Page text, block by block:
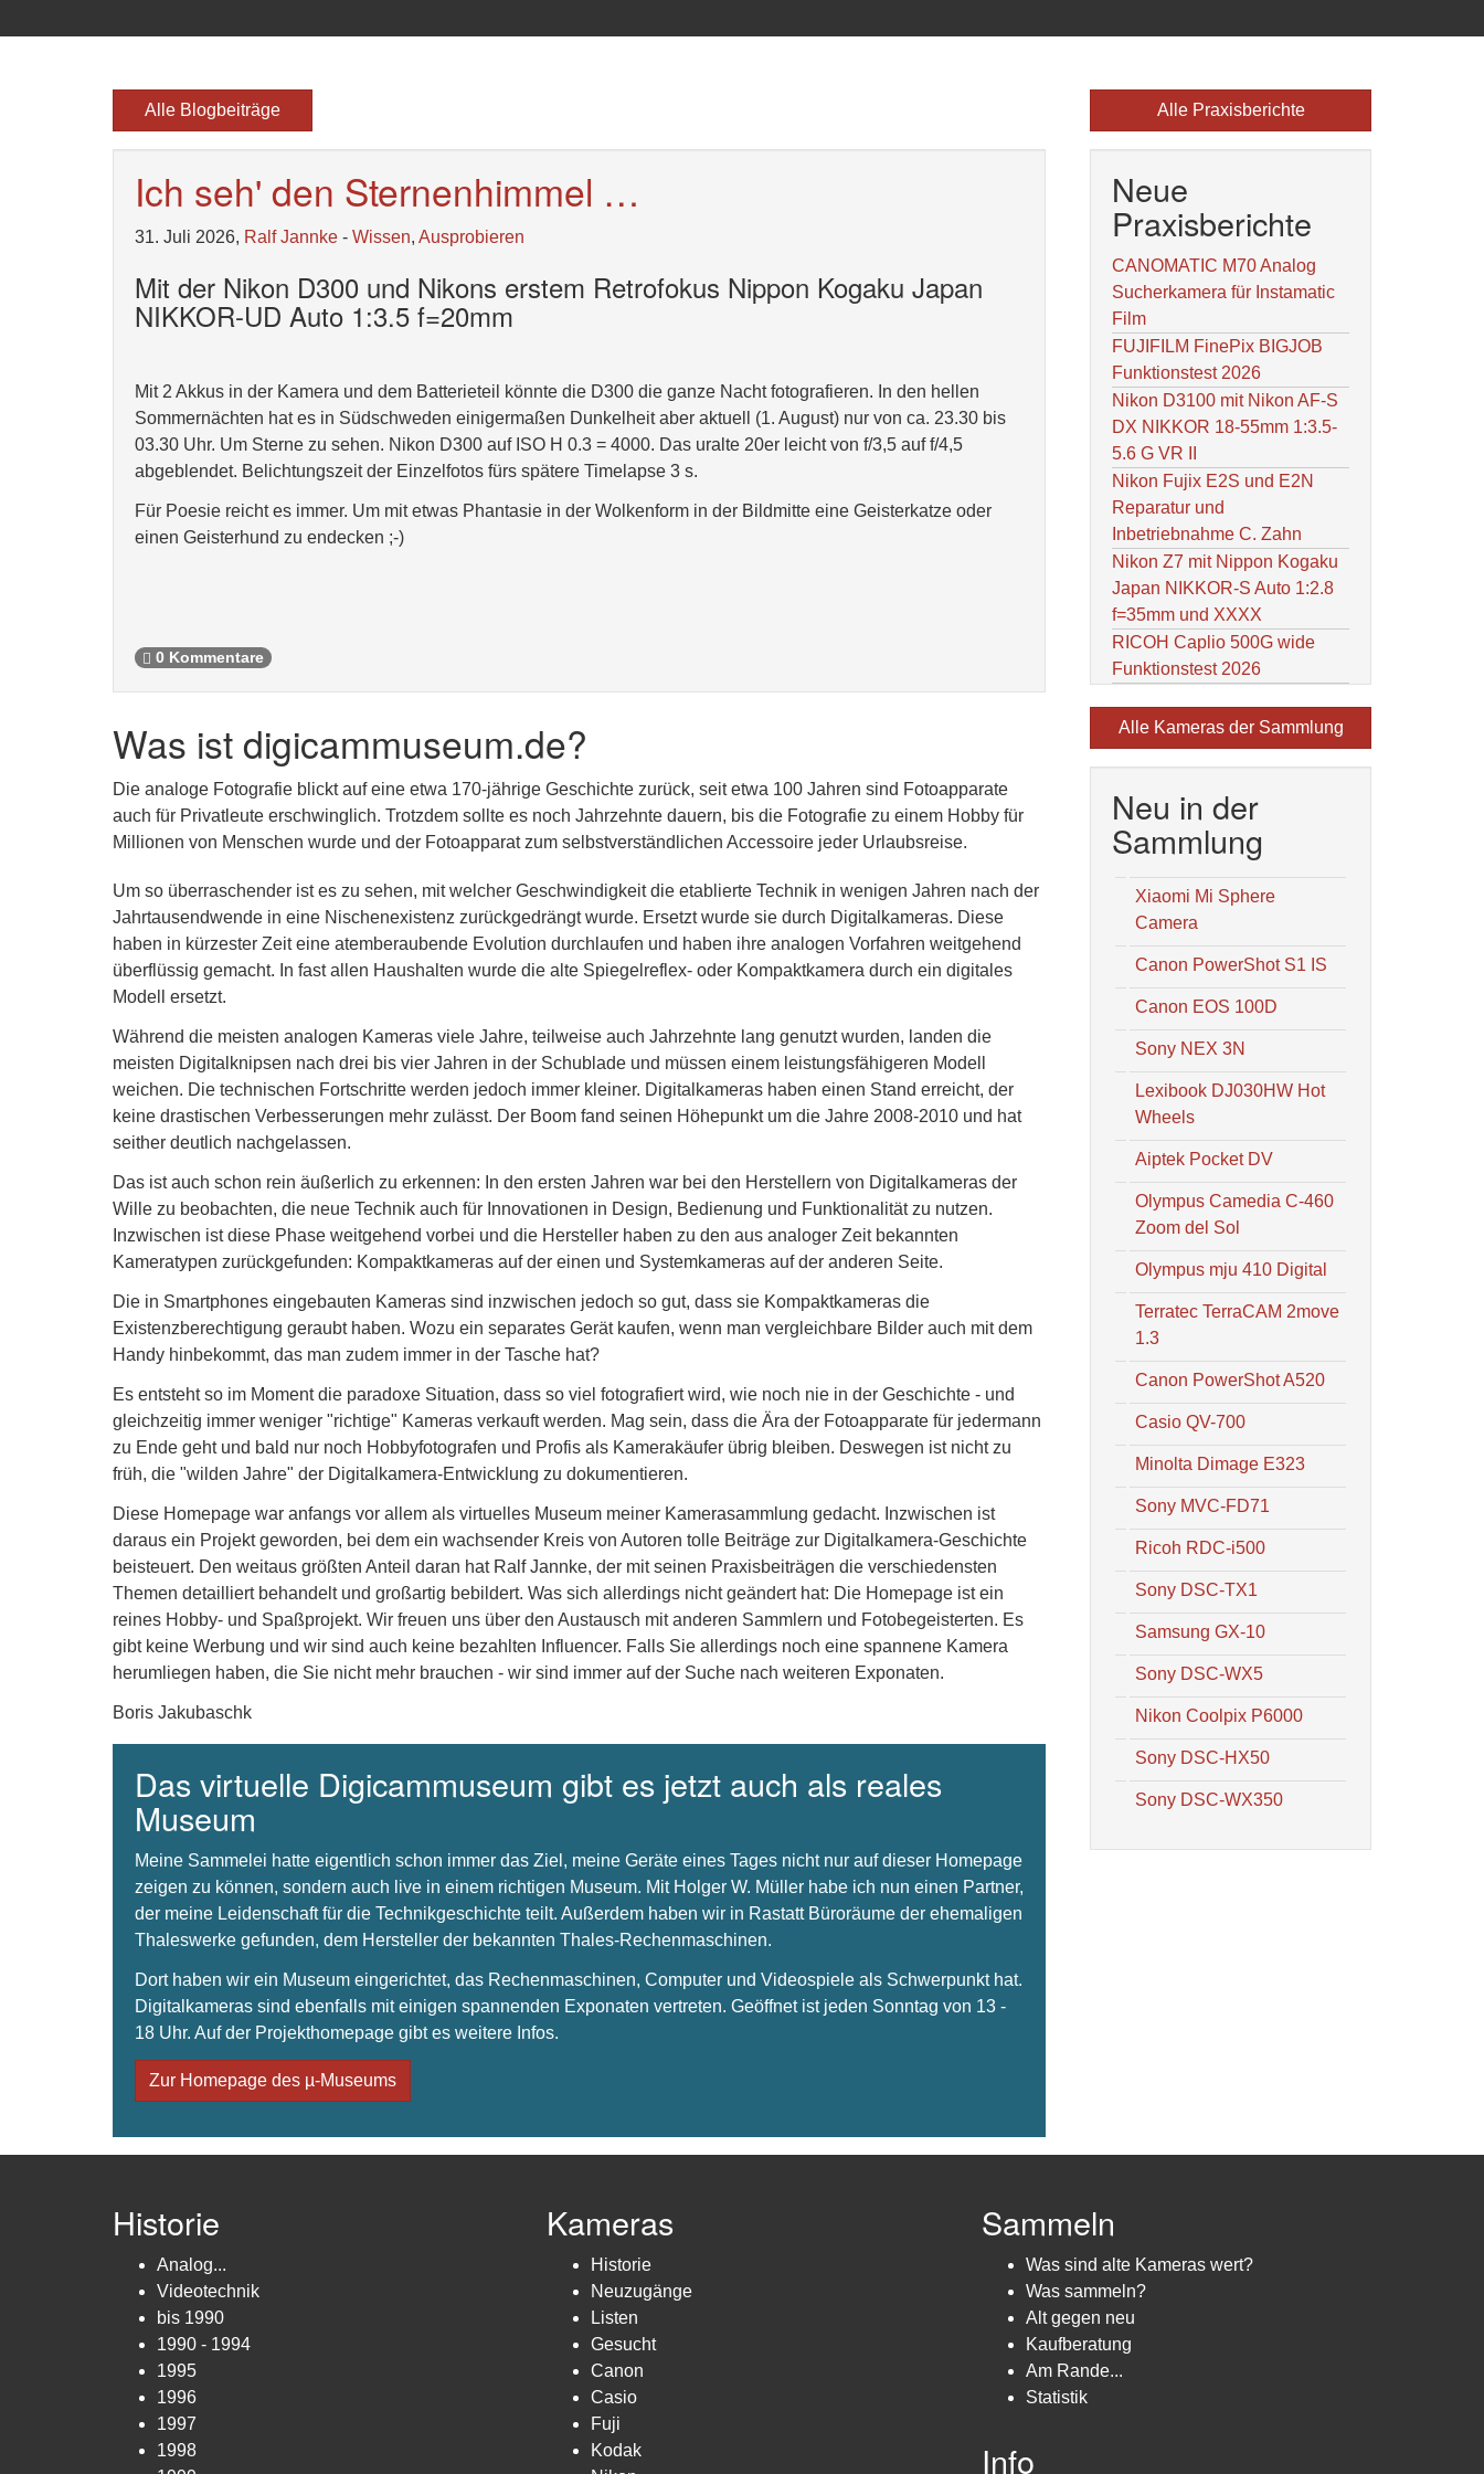
Alle Blogbeiträge
Ich seh' den Sternenhimmel …
31. Juli 2026, Ralf Jannke - Wissen, Ausprobieren
Mit der Nikon D300 und Nikons erstem Retrofokus Nippon Kogaku Japan
NIKKOR-UD Auto 1:3.5 f=20mm
Mit 2 Akkus in der Kamera und dem Batterieteil könnte die D300 die ganze Nacht fotografieren. In den hellen
Sommernächten hat es in Südschweden einigermaßen Dunkelheit aber aktuell (1. August) nur von ca. 23.30 bis
03.30 Uhr. Um Sterne zu sehen. Nikon D300 auf ISO H 0.3 = 4000. Das uralte 20er leicht von f/3,5 auf f/4,5
abgeblendet. Belichtungszeit der Einzelfotos fürs spätere Timelapse 3 s.
Für Poesie reicht es immer. Um mit etwas Phantasie in der Wolkenform in der Bildmitte eine Geisterkatze oder
einen Geisterhund zu endecken ;-)
0 Kommentare
Was ist digicammuseum.de?
Die analoge Fotografie blickt auf eine etwa 170-jährige Geschichte zurück, seit etwa 100 Jahren sind Fotoapparate
auch für Privatleute erschwinglich. Trotzdem sollte es noch Jahrzehnte dauern, bis die Fotografie zu einem Hobby für
Millionen von Menschen wurde und der Fotoapparat zum selbstverständlichen Accessoire jeder Urlaubsreise.
Um so überraschender ist es zu sehen, mit welcher Geschwindigkeit die etablierte Technik in wenigen Jahren nach der
Jahrtausendwende in eine Nischenexistenz zurückgedrängt wurde. Ersetzt wurde sie durch Digitalkameras. Diese
haben in kürzester Zeit eine atemberaubende Evolution durchlaufen und haben ihre analogen Vorfahren weitgehend
überflüssig gemacht. In fast allen Haushalten wurde die alte Spiegelreflex- oder Kompaktkamera durch ein digitales
Modell ersetzt.
Während die meisten analogen Kameras viele Jahre, teilweise auch Jahrzehnte lang genutzt wurden, landen die
meisten Digitalknipsen nach drei bis vier Jahren in der Schublade und müssen einem leistungsfähigeren Modell
weichen. Die technischen Fortschritte werden jedoch immer kleiner. Digitalkameras haben einen Stand erreicht, der
keine drastischen Verbesserungen mehr zulässt. Der Boom fand seinen Höhepunkt um die Jahre 2008-2010 und hat
seither deutlich nachgelassen.
Das ist auch schon rein äußerlich zu erkennen: In den ersten Jahren war bei den Herstellern von Digitalkameras der
Wille zu beobachten, die neue Technik auch für Innovationen in Design, Bedienung und Funktionalität zu nutzen.
Inzwischen ist diese Phase weitgehend vorbei und die Hersteller haben zu den aus analoger Zeit bekannten
Kameratypen zurückgefunden: Kompaktkameras auf der einen und Systemkameras auf der anderen Seite.
Die in Smartphones eingebauten Kameras sind inzwischen jedoch so gut, dass sie Kompaktkameras die
Existenzberechtigung geraubt haben. Wozu ein separates Gerät kaufen, wenn man vergleichbare Bilder auch mit dem
Handy hinbekommt, das man zudem immer in der Tasche hat?
Es entsteht so im Moment die paradoxe Situation, dass so viel fotografiert wird, wie noch nie in der Geschichte - und
gleichzeitig immer weniger "richtige" Kameras verkauft werden. Mag sein, dass die Ära der Fotoapparate für jedermann
zu Ende geht und bald nur noch Hobbyfotografen und Profis als Kamerakäufer übrig bleiben. Deswegen ist nicht zu
früh, die "wilden Jahre" der Digitalkamera-Entwicklung zu dokumentieren.
Diese Homepage war anfangs vor allem als virtuelles Museum meiner Kamerasammlung gedacht. Inzwischen ist
daraus ein Projekt geworden, bei dem ein wachsender Kreis von Autoren tolle Beiträge zur Digitalkamera-Geschichte
beisteuert. Den weitaus größten Anteil daran hat Ralf Jannke, der mit seinen Praxisbeiträgen die verschiedensten
Themen detailliert behandelt und großartig bebildert. Was sich allerdings nicht geändert hat: Die Homepage ist ein
reines Hobby- und Spaßprojekt. Wir freuen uns über den Austausch mit anderen Sammlern und Fotobegeisterten. Es
gibt keine Werbung und wir sind auch keine bezahlten Influencer. Falls Sie allerdings noch eine spannene Kamera
herumliegen haben, die Sie nicht mehr brauchen - wir sind immer auf der Suche nach weiteren Exponaten.
Boris Jakubaschk
Das virtuelle Digicammuseum gibt es jetzt auch als reales
Museum
Meine Sammelei hatte eigentlich schon immer das Ziel, meine Geräte eines Tages nicht nur auf dieser Homepage
zeigen zu können, sondern auch live in einem richtigen Museum. Mit Holger W. Müller habe ich nun einen Partner,
der meine Leidenschaft für die Technikgeschichte teilt. Außerdem haben wir in Rastatt Büroräume der ehemaligen
Thaleswerke gefunden, dem Hersteller der bekannten Thales-Rechenmaschinen.
Dort haben wir ein Museum eingerichtet, das Rechenmaschinen, Computer und Videospiele als Schwerpunkt hat.
Digitalkameras sind ebenfalls mit einigen spannenden Exponaten vertreten. Geöffnet ist jeden Sonntag von 13 -
18 Uhr. Auf der Projekthomepage gibt es weitere Infos.
Zur Homepage des µ-Museums
Alle Praxisberichte
Neue
Praxisberichte
CANOMATIC M70 Analog
Sucherkamera für Instamatic
Film
FUJIFILM FinePix BIGJOB
Funktionstest 2026
Nikon D3100 mit Nikon AF-S
DX NIKKOR 18-55mm 1:3.5-
5.6 G VR II
Nikon Fujix E2S und E2N
Reparatur und
Inbetriebnahme C. Zahn
Nikon Z7 mit Nippon Kogaku
Japan NIKKOR-S Auto 1:2.8
f=35mm und XXXX
RICOH Caplio 500G wide
Funktionstest 2026
Alle Kameras der Sammlung
Neu in der
Sammlung
Xiaomi Mi Sphere
Camera
Canon PowerShot S1 IS
Canon EOS 100D
Sony NEX 3N
Lexibook DJ030HW Hot
Wheels
Aiptek Pocket DV
Olympus Camedia C-460
Zoom del Sol
Olympus mju 410 Digital
Terratec TerraCAM 2move
1.3
Canon PowerShot A520
Casio QV-700
Minolta Dimage E323
Sony MVC-FD71
Ricoh RDC-i500
Sony DSC-TX1
Samsung GX-10
Sony DSC-WX5
Nikon Coolpix P6000
Sony DSC-HX50
Sony DSC-WX350
Historie
Analog...
Videotechnik
bis 1990
1990 - 1994
1995
1996
1997
1998
Kameras
Historie
Neuzugänge
Listen
Gesucht
Canon
Casio
Fuji
Kodak
Sammeln
Was sind alte Kameras wert?
Was sammeln?
Alt gegen neu
Kaufberatung
Am Rande...
Statistik
Info